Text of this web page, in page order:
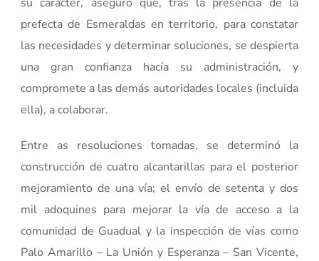
prefecta de Esmeraldas en territorio, para constatar
las necesidades y determinar soluciones, se despierta
una gran confianza hacía su administración, y
compromete a las demás autoridades locales (incluida
ella), a colaborar.
Entre as resoluciones tomadas, se determinó la
construcción de cuatro alcantarillas para el posterior
mejoramiento de una vía; el envío de setenta y dos
mil adoquines para mejorar la vía de acceso a la
comunidad de Guadual y la inspección de vías como
Palo Amarillo – La Unión y Esperanza – San Vicente,